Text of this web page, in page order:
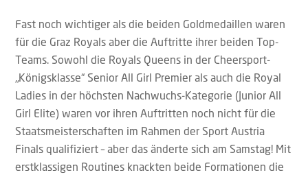
Fast noch wichtiger als die beiden Goldmedaillen waren
für die Graz Royals aber die Auftritte ihrer beiden Top-
Teams. Sowohl die Royals Queens in der Cheersport-
„Königsklasse“ Senior All Girl Premier als auch die Royal
Ladies in der höchsten Nachwuchs-Kategorie (Junior All
Girl Elite) waren vor ihren Auftritten noch nicht für die
Staatsmeisterschaften im Rahmen der Sport Austria
Finals qualifiziert – aber das änderte sich am Samstag! Mit
erstklassigen Routines knackten beide Formationen die